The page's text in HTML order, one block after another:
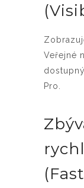
Veřejné
Pro.